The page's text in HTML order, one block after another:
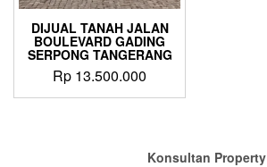
DIJUAL TANAH JALAN
BOULEVARD GADING
SERPONG TANGERANG
Rp 13.500.000
Konsultan Property